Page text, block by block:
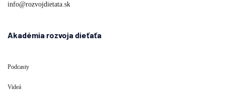
info@rozvojdietata.sk
Akadémia rozvoja dieťaťa
Podcasty
Videá